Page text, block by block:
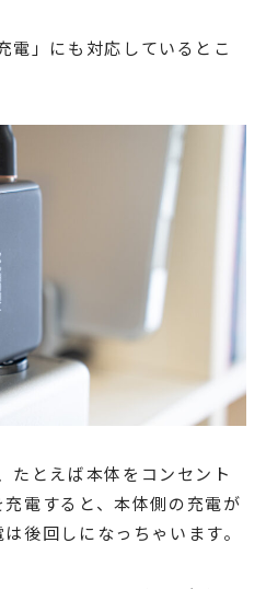
電」にも対応しているとこ
たとえば本体をコンセント
電すると、本体側の充電が
後回しになっちゃいます。